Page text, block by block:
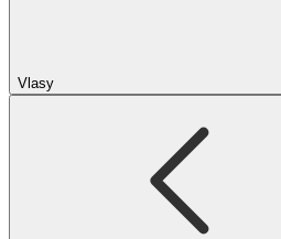
Vlasy